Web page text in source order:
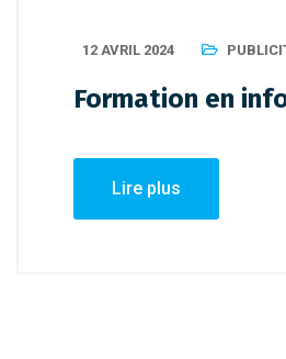
12 AVRIL 2024
Formation en
Lire plus